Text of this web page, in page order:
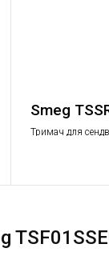
Smeg
Тримач для